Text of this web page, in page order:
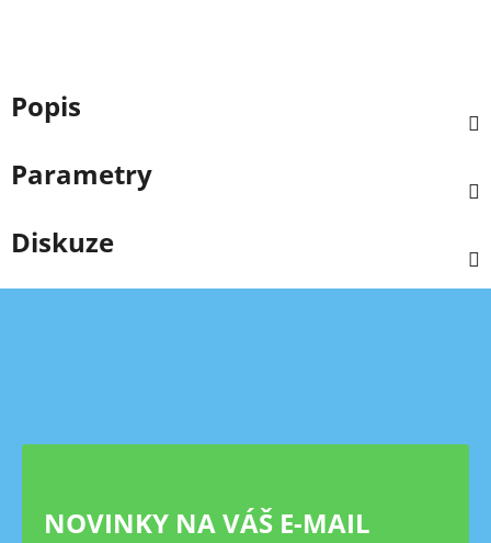
Popis
Parametry
Diskuze
Z
NOVINKY NA VÁŠ E-MAIL